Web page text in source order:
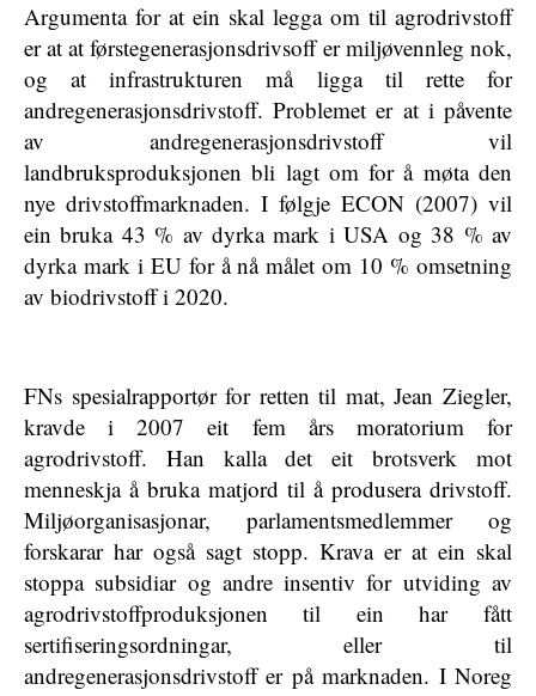
Argumenta for at ein skal legga om til agrodrivstoff
er at at førstegenerasjonsdrivsoff er miljøvennleg nok,
og at infrastrukturen må ligga til rette for
andregenerasjonsdrivstoff. Problemet er at i påvente
av andregenerasjonsdrivstoff vil
landbruksproduksjonen bli lagt om for å møta den
nye drivstoffmarknaden. I følgje ECON (2007) vil
ein bruka 43 % av dyrka mark i USA og 38 % av
dyrka mark i EU for å nå målet om 10 % omsetning
av biodrivstoff i 2020.
FNs spesialrapportør for retten til mat, Jean Ziegler,
kravde i 2007 eit fem års moratorium for
agrodrivstoff. Han kalla det eit brotsverk mot
menneskja å bruka matjord til å produsera drivstoff.
Miljøorganisasjonar, parlamentsmedlemmer og
forskarar har også sagt stopp. Krava er at ein skal
stoppa subsidiar og andre insentiv for utviding av
agrodrivstoffproduksjonen til ein har fått
sertifiseringsordningar, eller til
andregenerasjonsdrivstoff er på marknaden. I Noreg